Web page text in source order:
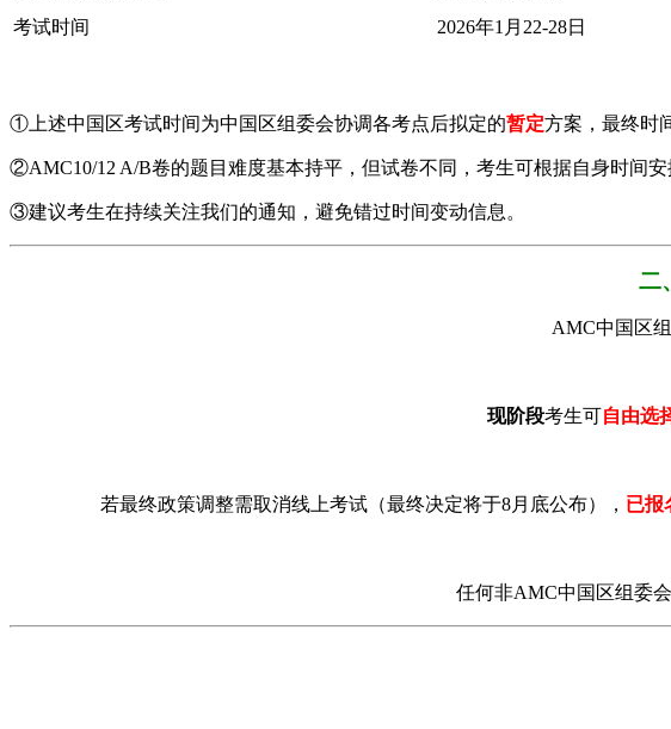
考试时间
2026年1月22-28日
①​ 上述中国区考试时间为中国区组委会协调各考点后拟定的暂定方案，最终时
②AMC10/12 A/B卷的题目难度基本持平，但试卷不同，考生可根据自身时间安
③建议考生在持续关注我们的通知，避免错过时间变动信息。
二
AMC中国区
现阶段考生可自由选
若最终政策调整需取消线上考试（最终决定将于8月底公布）， 已报
任何非AMC中国区组委